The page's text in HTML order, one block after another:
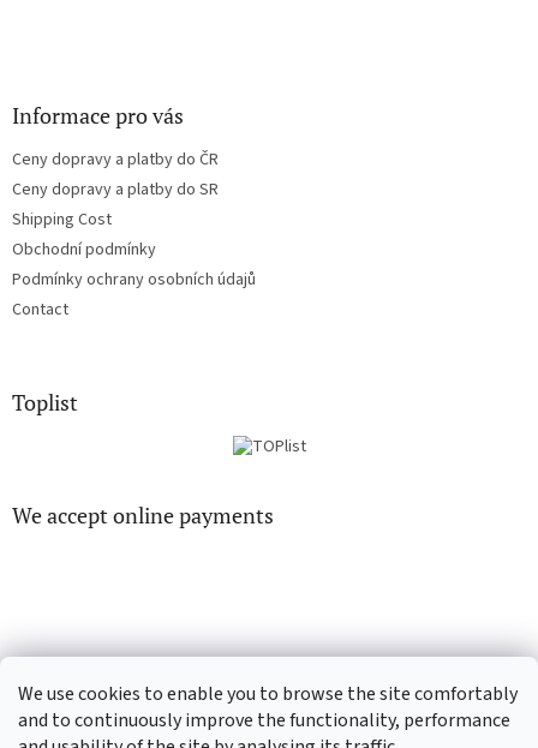
We use cookies to enable you to browse the site comfortably
and to continuously improve the functionality, performance
Informace pro vás
Ceny dopravy a platby do ČR
Ceny dopravy a platby do SR
Shipping Cost
Obchodní podmínky
Podmínky ochrany osobních údajů
Contact
Toplist
We accept online payments